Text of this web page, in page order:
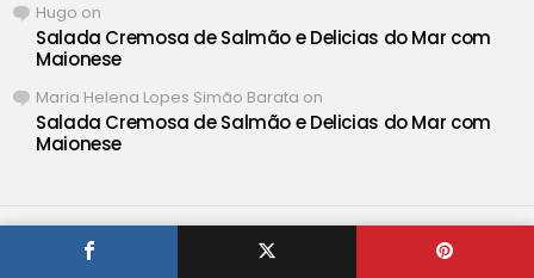
Hugo on
Salada Cremosa de Salmão e Delicias do Mar com
Maionese
Maria Helena Lopes Simão Barata on
Salada Cremosa de Salmão e Delicias do Mar com
Maionese
Privacidade